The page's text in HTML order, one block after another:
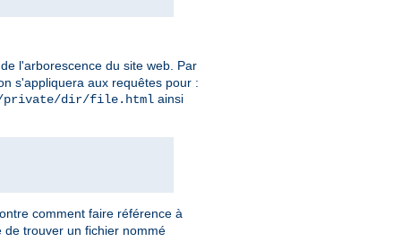
l'arborescence du site web. Par
s'appliquera aux requêtes pour :
private/dir/file.html ainsi
comment faire référence à
de trouver un fichier nommé